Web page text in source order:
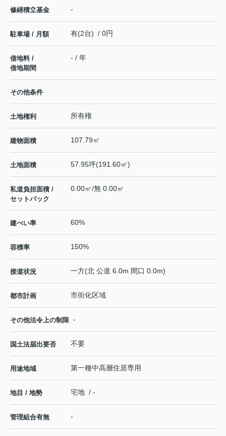
修繕積立基金 -
駐車場 / 月額 有(2台) / 0円
借地料 /
借地期間
- / 年
その他条件
土地権利 所有権
建物面積 107.79㎡
土地面積 57.95坪(191.60㎡)
私道負担面積 /
セットバック
0.00㎡/無 0.00㎡
建ぺい率 60%
容積率 150%
接道状況 一方(北 公道 6.0m 間口 0.0m)
都市計画 市街化区域
その他法令上の制限 -
国土法届出要否 不要
用途地域 第一種中高層住居専用
地目 / 地勢 宅地 / -
管理組合有無 -